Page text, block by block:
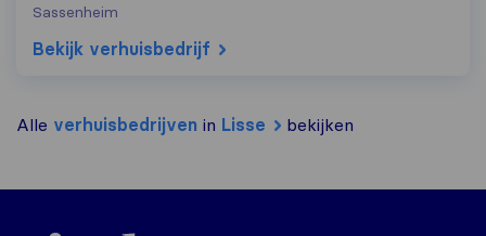
Sassenheim
Bekijk verhuisbedrijf
Alle verhuisbedrijven in Lisse bekijken